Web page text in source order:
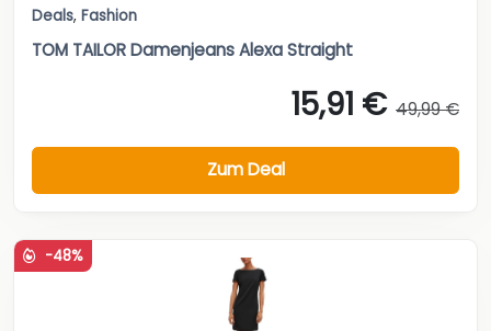
Deals, Fashion
TOM TAILOR Damenjeans Alexa Straight
15,91 € 49,99 €
Zum Deal
-48%